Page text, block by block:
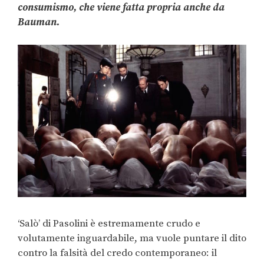
consumismo, che viene fatta propria anche da
Bauman.
‘Salò’ di Pasolini è estremamente crudo e
volutamente inguardabile, ma vuole puntare il dito
contro la falsità del credo contemporaneo: il